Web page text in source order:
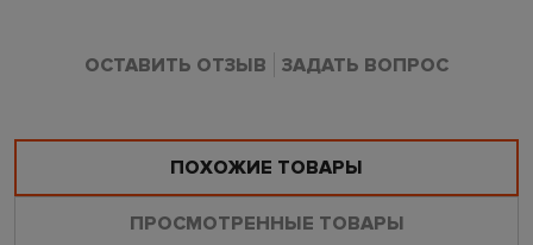
ОСТАВИТЬ ОТЗЫВ ЗАДАТЬ ВОПРОС
ПОХОЖИЕ ТОВАРЫ
ПРОСМОТРЕННЫЕ ТОВАРЫ